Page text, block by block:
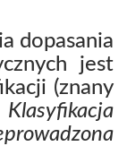
dopasania
jest
(znany